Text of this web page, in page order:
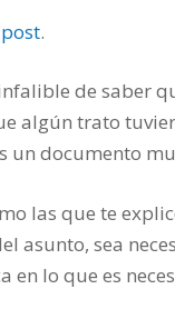
.
de saber
algún trato
un documento
las que te
asunto, sea
en lo que es